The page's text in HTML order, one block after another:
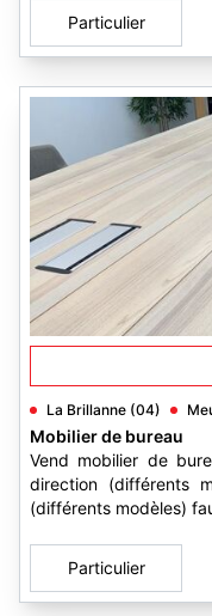
Particulier
La Brillanne (04)
Mobilier de bureau
Vend mobilier de
direction (différents
(différents modèles)
Particulier